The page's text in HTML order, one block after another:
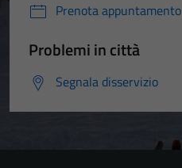
Prenota appuntamento
Problemi in città
Segnala disservizio